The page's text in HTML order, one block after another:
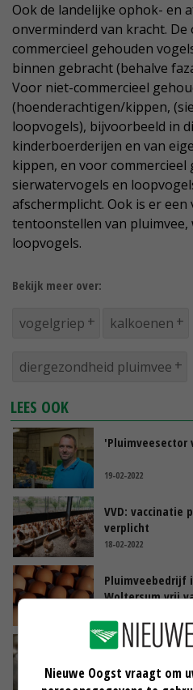
Ook de landelijke ophok- en
onverminderd van kracht.
commercieel gehouden
binnen gebracht (behalve
Voor niet-commercieel
(hoenderachtigen/kippen,
loopvogels), bijvoorbeeld in
kinderboerderijen en van
kippen, en voor
sierwatervogels en
afschermplicht. Ook is er
tentoonstellen van pluimvee,
loopvogels.
Bekijk meer over:
vogelgriep kalkoenen
diergezondheid pluimvee
LEES OOK
19-02-2022
VVD: vaccinatie
verplicht
18-02-2022
Pluimveebedrijf
Woltersum vrij
Sterk pleidooi
vogelgriep
18-02-2022
Nieuwe Oogst vraagt om